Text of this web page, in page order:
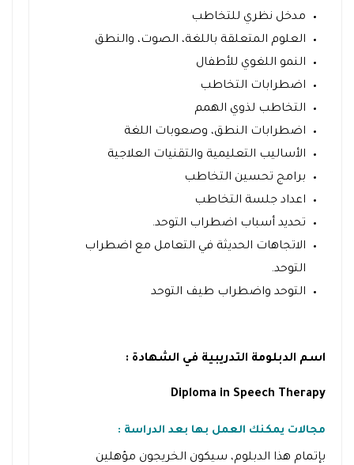
مدخل نظري للتخاطب
العلوم المتعلقة باللغة، الصوت، والنطق
النمو اللغوي للأطفال
اضطرابات التخاطب
التخاطب لذوي الهمم
اضطرابات النطق، وصعوبات اللغة
الأساليب التعليمية والتقنيات العلاجية
برامج تحسين التخاطب
اعداد جلسة التخاطب
تحديد أسباب اضطراب التوحد.
الاتجاهات الحديثة في التعامل مع اضطراب
التوحد.
التوحد واضطراب طيف التوحد
اسم الدبلومة التدريبية في الشهادة :
Diploma in Speech Therapy
مجالات يمكنك العمل بها بعد الدراسة :
بإتمام هذا الدبلوم، سيكون الخريجون مؤهلين